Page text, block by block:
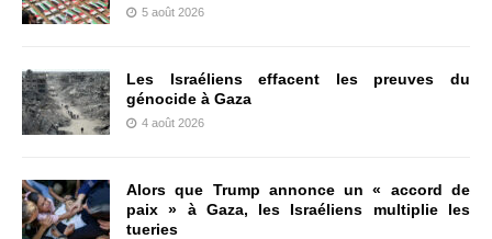
5 août 2026
Les Israéliens effacent les preuves du
génocide à Gaza
4 août 2026
Alors que Trump annonce un « accord de
paix » à Gaza, les Israéliens multiplie les
tueries